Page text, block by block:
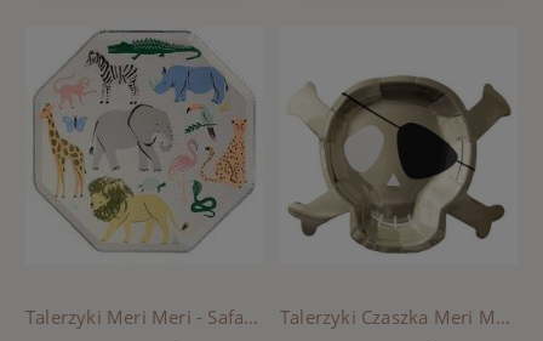
Talerzyki Meri Meri - Safari animals Talerzyki Czaszka Meri Meri - Piraci